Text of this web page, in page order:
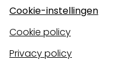
Cookie-instellingen
Cookie policy
Privacy policy